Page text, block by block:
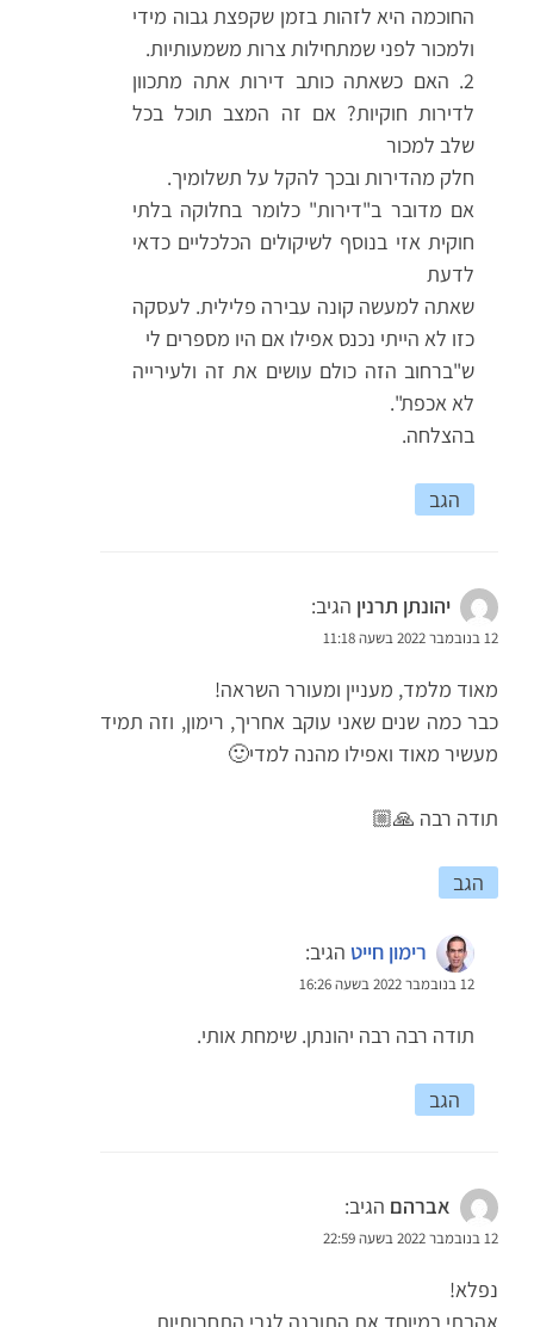
החוכמה היא לזהות בזמן שקפצת גבוה מידי
ולמכור לפני שמתחילות צרות משמעותיות.
2. האם כשאתה כותב דירות אתה מתכוון
לדירות חוקיות? אם זה המצב תוכל בכל
שלב למכור
חלק מהדירות ובכך להקל על תשלומיך.
אם מדובר ב"דירות" כלומר בחלוקה בלתי
חוקית אזי בנוסף לשיקולים הכלכליים כדאי
לדעת
שאתה למעשה קונה עבירה פלילית. לעסקה
כזו לא הייתי נכנס אפילו אם היו מספרים לי
ש"ברחוב הזה כולם עושים את זה ולעירייה
לא אכפת".
בהצלחה.
הגב
יהונתן תרנין הגיב:
12 בנובמבר 2022 בשעה 11:18
מאוד מלמד, מעניין ומעורר השראה!
כבר כמה שנים שאני עוקב אחריך, רימון, וזה תמיד
מעשיר מאוד ואפילו מהנה למדי🙂
תודה רבה 🙏🏼
הגב
רימון חייט הגיב:
12 בנובמבר 2022 בשעה 16:26
תודה רבה רבה יהונתן. שימחת אותי.
הגב
אברהם הגיב:
12 בנובמבר 2022 בשעה 22:59
נפלא!